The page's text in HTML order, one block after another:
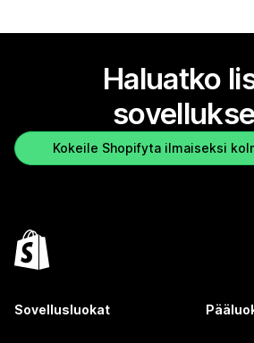
Haluatko
Kokeile Shopifyta ilmaiseksi
Sovellusluokat